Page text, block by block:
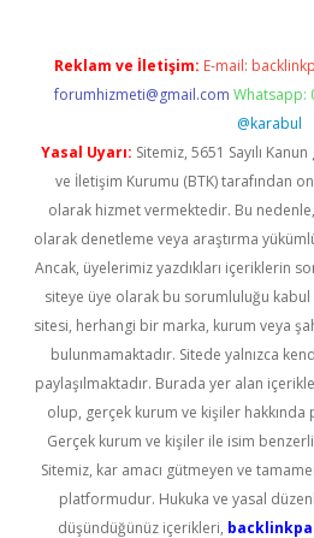
Reklam ve İletişim: E-mail:
forumhizmeti@gmail.com Whatsapp:
@karabul
Yasal Uyarı: Sitemiz, 5651 Sayılı
ve İletişim Kurumu (BTK) tarafından
olarak hizmet vermektedir. Bu
olarak denetleme veya araştırma
Ancak, üyelerimiz yazdıkları içeriklerin
siteye üye olarak bu sorumluluğu kabul
sitesi, herhangi bir marka, kurum veya
bulunmamaktadır. Sitede yalnızca
paylaşılmaktadır. Burada yer alan
olup, gerçek kurum ve kişiler hakkında
Gerçek kurum ve kişiler ile isim
Sitemiz, kar amacı gütmeyen ve
platformudur. Hukuka ve yasal
düşündüğünüz içerikleri,